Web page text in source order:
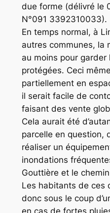
due forme (délivré le
N°091 3392310033).
En temps normal, à
autres communes, la
au moins pour
protégées. Ceci
partiellement en
il serait facile de
faisant des vente
Cela aurait été
parcelle en question,
réaliser un
inondations
Gouttière et le
Les habitants de ces
donc sous le coup
en cas de fortes